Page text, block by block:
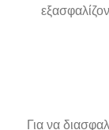
Για να